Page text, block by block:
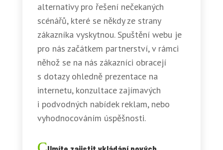
alternativy pro řešení nečekaných
scénářů, které se někdy ze strany
zákazníka vyskytnou. Spuštění webu je
pro nás začátkem partnerství, v rámci
něhož se na nás zákazníci obracejí
s dotazy ohledně prezentace na
internetu, konzultace zajímavých
i podvodných nabídek reklam, nebo
vyhodnocováním úspěšnosti.